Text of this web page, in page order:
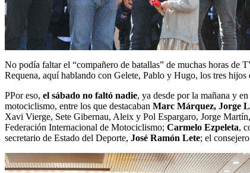
No podía faltar el “compañero de batallas” de muchas horas de
Requena, aquí hablando con Gelete, Pablo y Hugo, los tres
PPor eso, el sábado no faltó nadie, ya desde por la mañana y
motociclismo, entre los que destacaban Marc Márquez, Jorge
Xavi Vierge, Sete Gibernau, Aleix y Pol Espargaro, Jorge
Federación Internacional de Motociclismo; Carmelo Ezpeleta,
secretario de Estado del Deporte, José Ramón Lete; el